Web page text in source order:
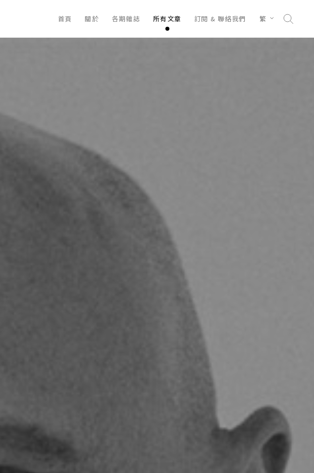
首頁 關於 各期雜誌 所有文章 訂閱 & 聯絡我們 繁